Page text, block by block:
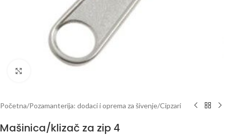
Početna/Pozamanterija: dodaci i oprema za šivenje/Cipzari
Mašinica/klizač za zip 4